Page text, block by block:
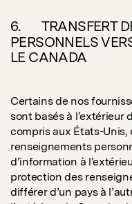
6. TRANSFERT
PERSONNELS
LE CANADA
Certains de nos
sont basés à l’extérieur
compris aux États-
renseignements
d’information à
protection des
différer d’un pays à